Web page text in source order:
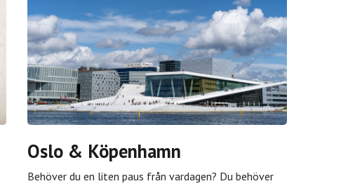
Oslo & Köpenhamn
Behöver du en liten paus från vardagen? Du behöver